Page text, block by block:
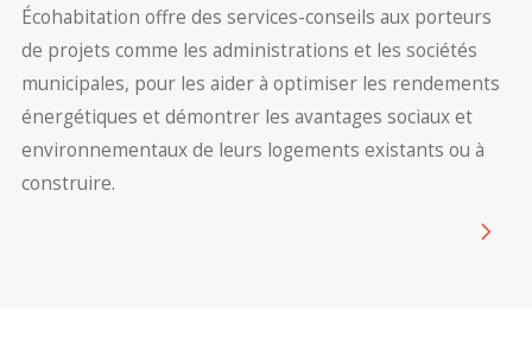
Écohabitation offre des services-conseils aux porteurs
de projets comme les administrations et les sociétés
municipales, pour les aider à optimiser les rendements
énergétiques et démontrer les avantages sociaux et
environnementaux de leurs logements existants ou à
construire.